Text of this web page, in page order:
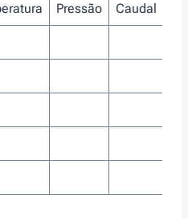
Pressão Caudal